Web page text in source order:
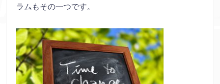
ラムもその一つです。